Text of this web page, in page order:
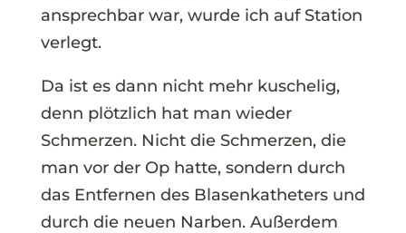
ansprechbar war, wurde ich auf Station
verlegt.
Da ist es dann nicht mehr kuschelig,
denn plötzlich hat man wieder
Schmerzen. Nicht die Schmerzen, die
man vor der Op hatte, sondern durch
das Entfernen des Blasenkatheters und
durch die neuen Narben. Außerdem